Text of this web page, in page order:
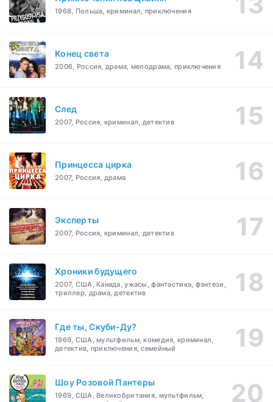
1968, Польша, криминал, приключения
Конец света
2006, Россия, драма, мелодрама, приключения
След
2007, Россия, криминал, детектив
Принцесса цирка
2007, Россия, драма
Эксперты
2007, Россия, криминал, детектив
Хроники будущего
2007, США, Канада, ужасы, фантастика, фэнтези,
триллер, драма, детектив
Где ты, Скуби-Ду?
1969, США, мультфильм, комедия, криминал,
детектив, приключения, семейный
Шоу Розовой Пантеры
1969, США, Великобритания, мультфильм,